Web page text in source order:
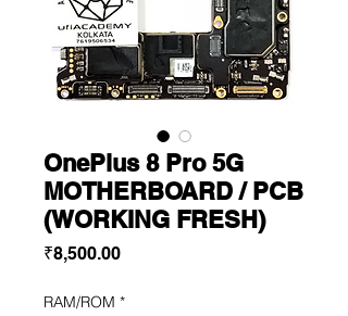
OnePlus 8 Pro 5G
MOTHERBOARD / PCB
(WORKING FRESH)
₹8,500.00Price
RAM/ROM *